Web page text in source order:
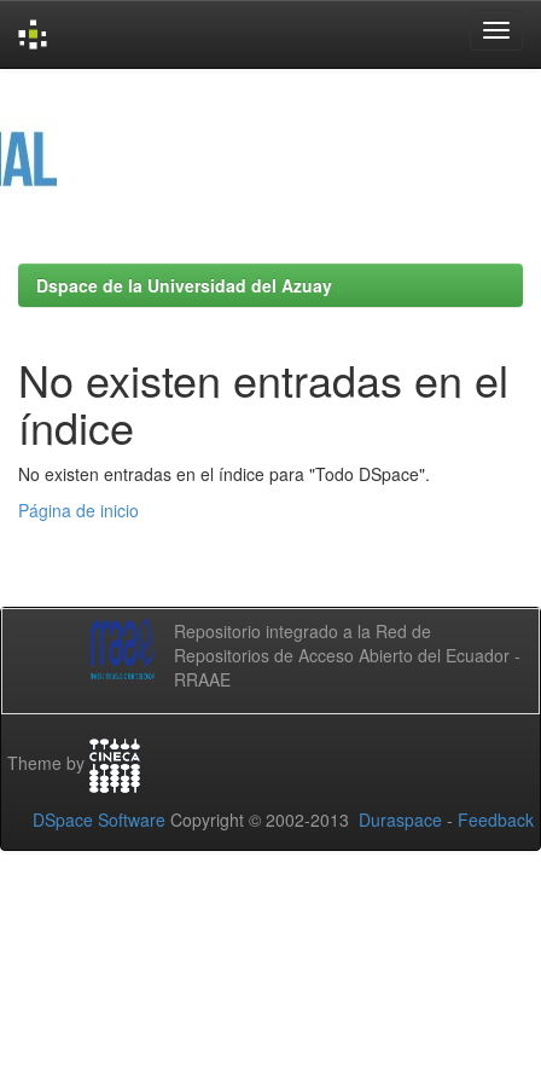
Dspace de la Universidad del Azuay
No existen entradas en el
índice
No existen entradas en el índice para "Todo DSpace".
Página de inicio
Repositorio integrado a la Red de
Repositorios de Acceso Abierto del Ecuador -
RRAAE
Theme by
DSpace Software Copyright © 2002-2013 Duraspace - Feedback